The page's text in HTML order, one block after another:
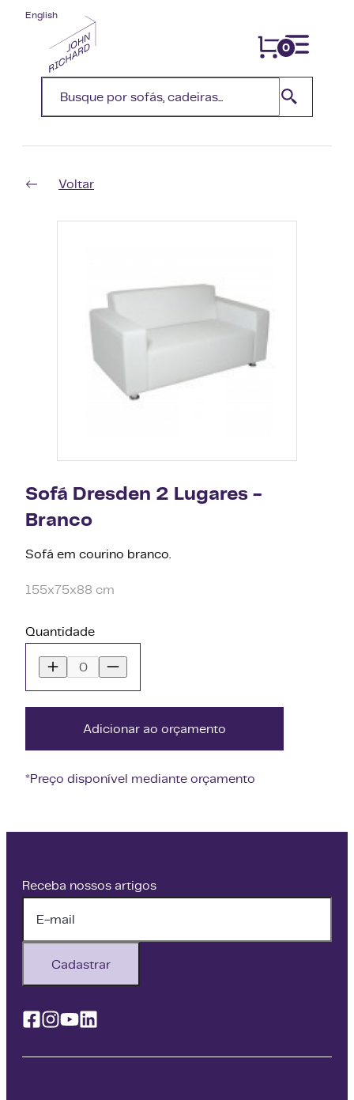
0
English
Voltar
Sofá Dresden 2 Lugares -
Branco
Sofá em courino branco.
155x75x88 cm
Quantidade
Adicionar ao orçamento
*Preço disponível mediante orçamento
Receba nossos artigos
Cadastrar
Facebook
Instagram
YoutubeLinkedin